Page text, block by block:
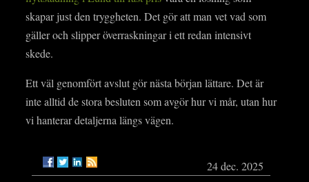
skapar just den tryggheten. Det gör att man vet vad som
gäller och slipper överraskningar i ett redan intensivt
skede.
Ett väl genomfört avslut gör nästa början lättare. Det är
inte alltid de stora besluten som avgör hur vi mår, utan hur
vi hanterar detaljerna längs vägen.
24 dec. 2025